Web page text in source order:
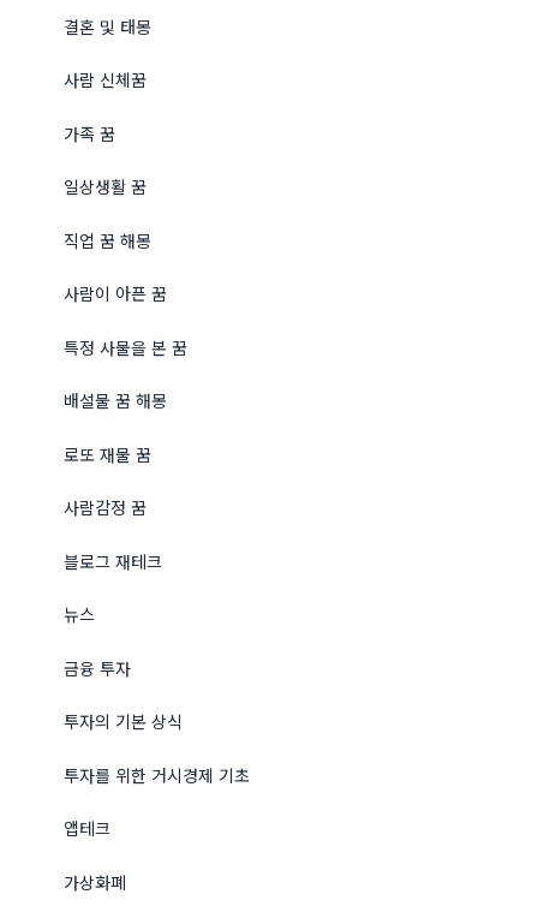
결혼 및 태몽
사람 신체꿈
가족 꿈
일상생활 꿈
직업 꿈 해몽
사람이 아픈 꿈
특정 사물을 본 꿈
배설물 꿈 해몽
로또 재물 꿈
사람감정 꿈
블로그 재테크
뉴스
금융 투자
투자의 기본 상식
투자를 위한 거시경제 기초
앱테크
가상화폐